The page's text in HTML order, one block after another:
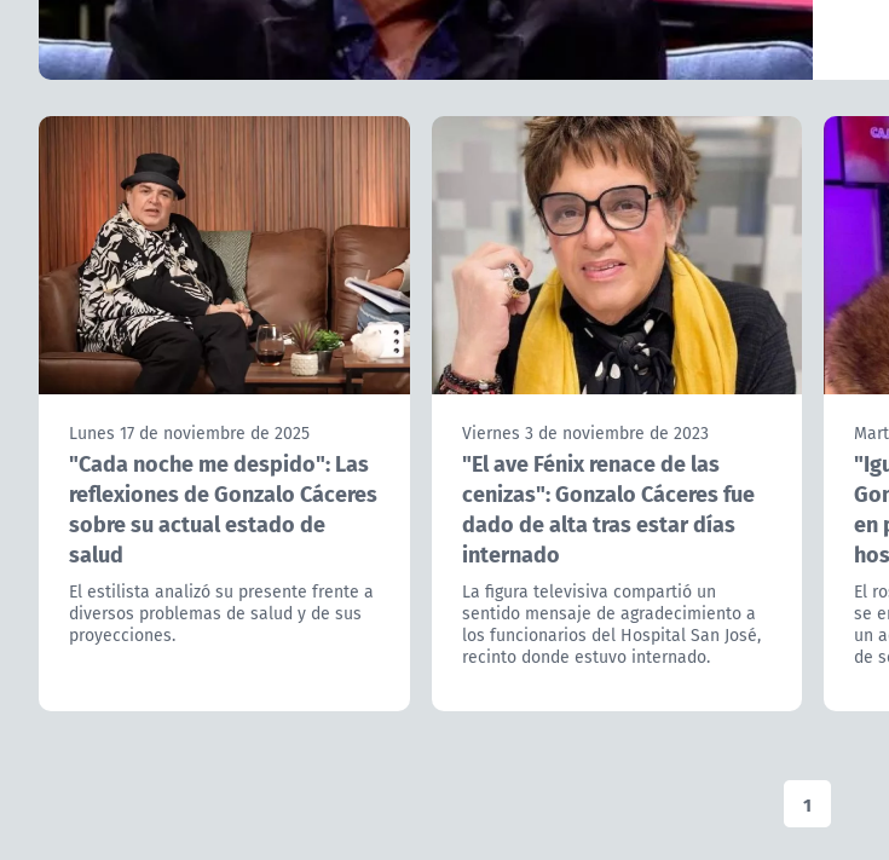
Lunes 17 de noviembre de 2025
"Cada noche me despido": Las
reflexiones de Gonzalo Cáceres
sobre su actual estado de
salud
El estilista analizó su presente frente a
diversos problemas de salud y de sus
proyecciones.
Viernes 3 de noviembre de 2023
"El ave Fénix renace de las
cenizas": Gonzalo Cáceres fue
dado de alta tras estar días
internado
La figura televisiva compartió un
sentido mensaje de agradecimiento a
los funcionarios del Hospital San José,
recinto donde estuvo internado.
en
El
se
un
de
1